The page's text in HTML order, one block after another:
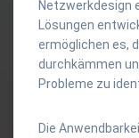
Netzwerkdesign
Lösungen
ermöglichen es,
durchkämmen
Probleme zu
Die